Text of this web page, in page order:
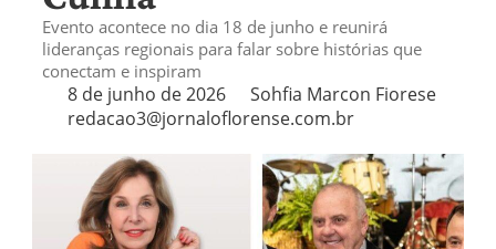
Evento acontece no dia 18 de junho e reunirá
lideranças regionais para falar sobre histórias que
conectam e inspiram
8 de junho de 2026
Sohfia Marcon Fiorese
redacao3@jornaloflorense.com.br